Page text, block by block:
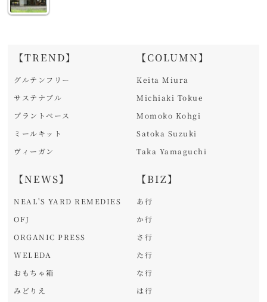
【TREND】
グルテンフリー
サステナブル
プラントベース
ミールキット
ヴィーガン
【NEWS】
NEAL'S YARD REMEDIES
OFJ
ORGANIC PRESS
WELEDA
おもちゃ箱
みどりえ
【COLUMN】
Keita Miura
Michiaki Tokue
Momoko Kohgi
Satoka Suzuki
Taka Yamaguchi
【BIZ】
あ行
か行
さ行
た行
な行
は行